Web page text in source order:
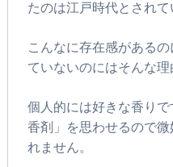
たのは江戸時代とされて
こんなに存在感がある
ていないのにはそんな理
個人的には好きな香り
香剤」を思わせるので
れません。